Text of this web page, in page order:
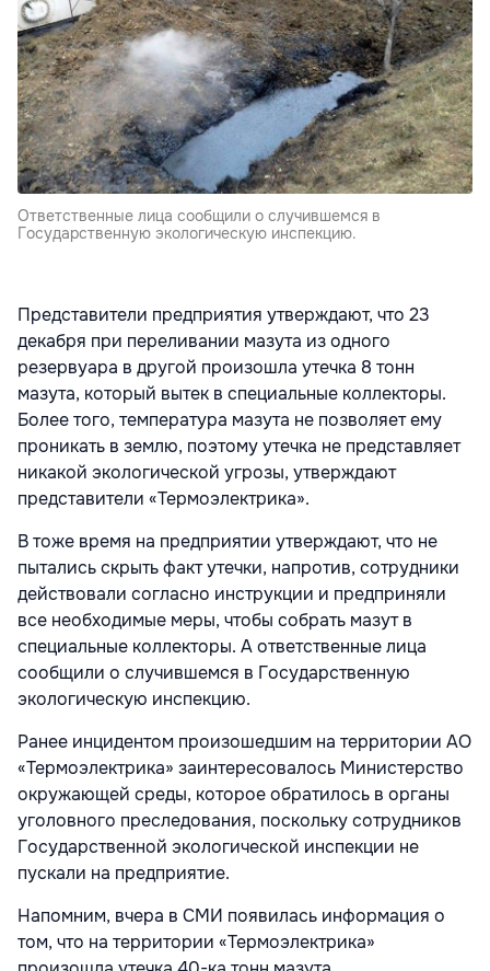
Ответственные лица сообщили о случившемся в
Государственную экологическую инспекцию.
Представители предприятия утверждают, что 23
декабря при переливании мазута из одного
резервуара в другой произошла утечка 8 тонн
мазута, который вытек в специальные коллекторы.
Более того, температура мазута не позволяет ему
проникать в землю, поэтому утечка не представляет
никакой экологической угрозы, утверждают
представители «Термоэлектрика».
В тоже время на предприятии утверждают, что не
пытались скрыть факт утечки, напротив, сотрудники
действовали согласно инструкции и предприняли
все необходимые меры, чтобы собрать мазут в
специальные коллекторы. А ответственные лица
сообщили о случившемся в Государственную
экологическую инспекцию.
Ранее инцидентом произошедшим на территории АО
«Термоэлектрика» заинтересовалось Министерство
окружающей среды, которое обратилось в органы
уголовного преследования, поскольку сотрудников
Государственной экологической инспекции не
пускали на предприятие.
Напомним, вчера в СМИ появилась информация о
том, что на территории «Термоэлектрика»